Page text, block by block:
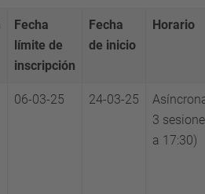
Fecha
límite de
inscripción
Fecha
de inicio
Horario
06-03-25 24-03-25
3
a 17:30)